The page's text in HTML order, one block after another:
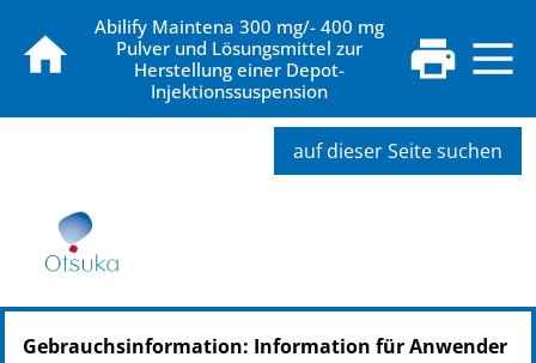
Abilify Maintena 300 mg/- 400 mg
Pulver und Lösungsmittel zur
Herstellung einer Depot-
Injektionssuspension
auf dieser Seite suchen
PZN: 10048108
PPN: 111004810820
Gebrauchsinformation: Information für Anwender